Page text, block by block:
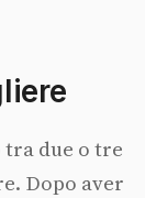
due o tre
Dopo aver